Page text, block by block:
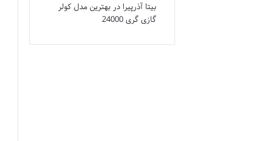
بیتا آذرپیرا دربهترین مدل کولر
گازی گری 24000